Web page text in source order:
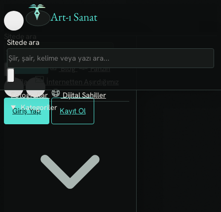
Art-ı Sanat
Giriş Yap Kayıt Ol
Sitede ara
Art-ı Sosyal
İmece
Kütüphane
Blog
Fanzin
Rafları
Fotoğraflar
Dijital Sahiller
Kategoriler